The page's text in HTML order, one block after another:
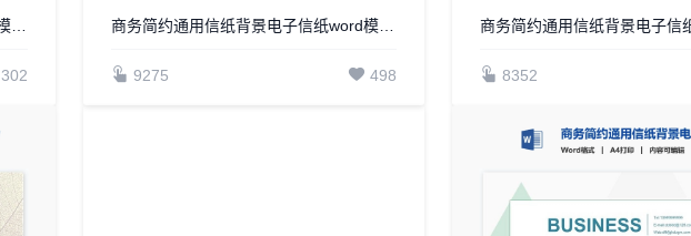
302 9275 498 8352